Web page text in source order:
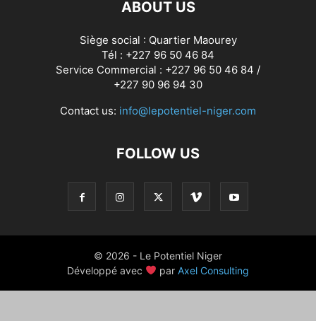
ABOUT US
Siège social : Quartier Maourey
Tél : +227 96 50 46 84
Service Commercial : +227 96 50 46 84 /
+227 90 96 94 30
Contact us: info@lepotentiel-niger.com
FOLLOW US
© 2026 - Le Potentiel Niger
Développé avec
par Axel Consulting